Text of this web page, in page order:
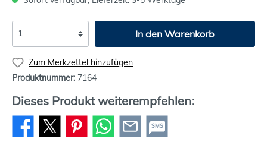
In den Warenkorb
Zum Merkzettel hinzufügen
Produktnummer: 7164
Dieses Produkt weiterempfehlen:
SMS